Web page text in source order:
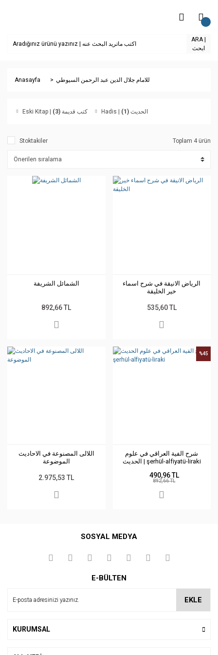
ARA |
ابحث
Anasayfa للامام جلال الدين عبد الرحمن السيوطي
Eski Kitap | كتب قديمة(3) Hadis | الحديث(1)
Stoktakiler Toplam 4 ürün
الشمائل الشريفة
892,66 TL
الرياض الانيقة في شرح اسماء
خير الخليقة
535,60 TL
اللالى المصنوعة في الاحاديث
الموضوعة
2.975,53 TL
شرح الفية العراقي في علوم
الحديث | şerhül-alfiyatü-liraki
%45
490,96 TL
892,66 TL
SOSYAL MEDYA
E-BÜLTEN
EKLE
KURUMSAL